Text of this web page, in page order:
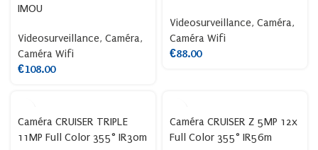
IMOU
Videosurveillance, Caméra,
Caméra Wifi
€108.00
Videosurveillance, Caméra,
Caméra Wifi
€88.00
Caméra CRUISER TRIPLE
11MP Full Color 355° IR30m
Caméra CRUISER Z 5MP 12x
Full Color 355° IR56m